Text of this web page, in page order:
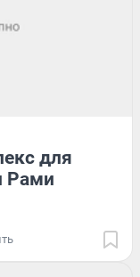
для
Рами